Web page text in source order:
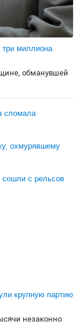
три миллиона
обманувшей
сломала
охмурявшему
сошли с рельсов
крупную партию
незаконно